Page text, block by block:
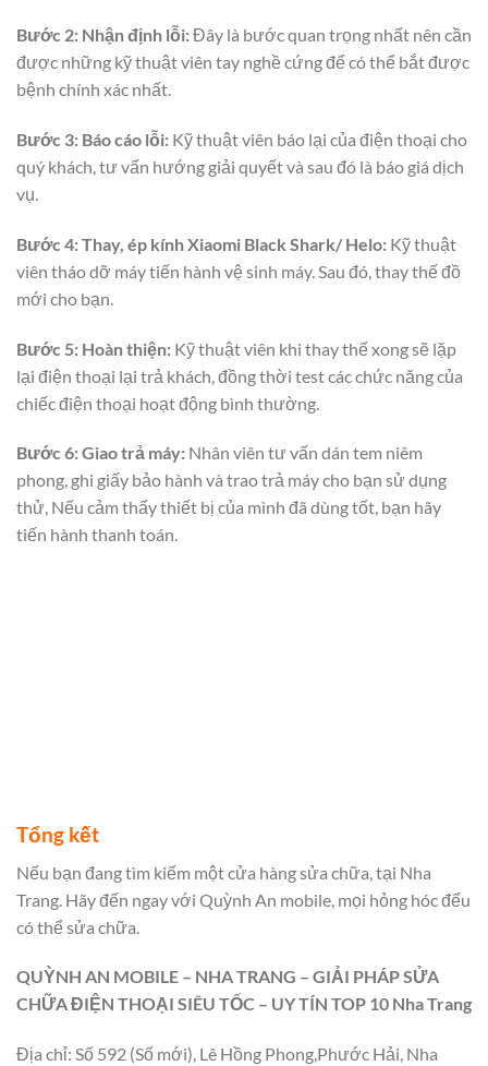
Bước 2: Nhận định lỗi:Đây là bước quan trọng nhất nên cần
được những kỹ thuật viên tay nghề cứng để có thể bắt được
bệnh chính xác nhất.
Bước 3: Báo cáo lỗi: Kỹ thuật viên báo lại của điện thoại cho
quý khách, tư vấn hướng giải quyết và sau đó là báo giá dịch
vụ.
Bước 4:Thay, ép kính Xiaomi Black Shark/ Helo: Kỹ thuật
viên tháo dỡ máy tiến hành vệ sinh máy. Sau đó, thay thế đồ
mới cho bạn.
Bước 5: Hoàn thiện: Kỹ thuật viên khi thay thế xong sẽ lặp
lại điện thoại lại trả khách, đồng thời test các chức năng của
chiếc điện thoại hoạt động bình thường.
Bước 6: Giao trả máy: Nhân viên tư vấn dán tem niêm
phong, ghi giấy bảo hành và trao trả máy cho bạn sử dụng
thử, Nếu cảm thấy thiết bị của mình đã dùng tốt, bạn hãy
tiến hành thanh toán.
Tổng kết
Nếu bạn đang tìm kiếm một cửa hàng sửa chữa, tại Nha
Trang. Hãy đến ngay với Quỳnh An mobile, mọi hỏng hóc đểu
có thể sửa chữa.
QUỲNH AN MOBILE – NHA TRANG – GIẢI PHÁP SỬA
CHỮA ĐIỆN THOẠI SIÊU TỐC – UY TÍN TOP 10 Nha Trang
Địa chỉ: Số 592 (Số mới), Lê Hồng Phong,Phước Hải, Nha